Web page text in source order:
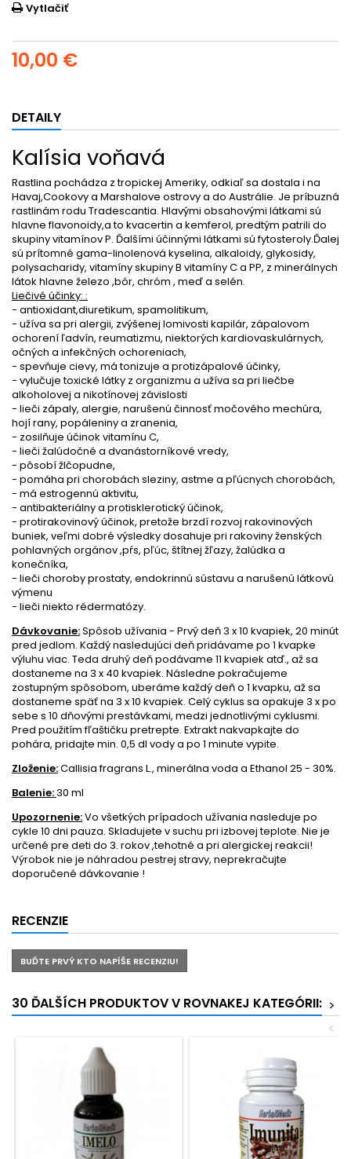
Vytlačiť
10,00 €
DETAILY
Kalísia voňavá
Rastlina pochádza z tropickej Ameriky, odkiaľ sa dostala i na
Havaj,Cookovy a Marshalove ostrovy a do Austrálie. Je príbuzná
rastlinám rodu Tradescantia. Hlavými obsahovými látkami sú
hlavne flavonoidy,a to kvacertin a kemferol, predtým patrili do
skupiny vitamínov P. Ďalšími účinnými látkami sú fytosteroly.Ďalej
sú prítomné gama-linolenová kyselina, alkaloidy, glykosidy,
polysacharidy, vitamíny skupiny B vitamíny C a PP, z minerálnych
látok hlavne železo ,bór, chróm , meď a selén.
Liečivé účinky: :
- antioxidant,diuretikum, spamolitikum,
- užíva sa pri alergii, zvýšenej lomivosti kapilár, zápalovom
ochorení ľadvín, reumatizmu, niektorých kardiovaskulárnych,
očných a infekčných ochoreniach,
- spevňuje cievy, má tonizuje a protizápalové účinky,
- vylučuje toxické látky z organizmu a užíva sa pri liečbe
alkoholovej a nikotínovej závislosti
- lieči zápaly, alergie, narušenú činnosť močového mechúra,
hojí rany, popáleniny a zranenia,
- zosilňuje účinok vitamínu C,
- lieči žalúdočné a dvanástorníkové vredy,
- pôsobí žlčopudne,
- pomáha pri chorobách sleziny, astme a pľúcnych chorobách,
- má estrogennú aktivitu,
- antibakteriálny a protisklerotický účinok,
- protirakovinový účinok, pretože brzdí rozvoj rakovinových
buniek, veľmi dobré výsledky dosahuje pri rakoviny ženských
pohlavných orgánov ,pŕs, pľúc, štítnej žľazy, žalúdka a
konečníka,
- lieči choroby prostaty, endokrinnú sústavu a narušenú látkovú
výmenu
- lieči niekto rédermatózy.
Dávkovanie:Spôsob užívania - Prvý deň 3 x 10 kvapiek, 20 minút
pred jedlom. Každý nasledujúci deň pridávame po 1 kvapke
výluhu viac. Teda druhý deň podávame 11 kvapiek atď., až sa
dostaneme na 3 x 40 kvapiek. Následne pokračujeme
zostupným spôsobom, uberáme každý deň o 1 kvapku, až sa
dostaneme späť na 3 x 10 kvapiek. Celý cyklus sa opakuje 3 x po
sebe s 10 dňovými prestávkami, medzi jednotlivými cyklusmi.
Pred použitím fľaštičku pretrepte. Extrakt nakvapkajte do
pohára, pridajte min. 0,5 dl vody a po 1 minute vypite.
Zloženie:Callisia fragrans L., minerálna voda a Ethanol 25 - 30%.
Balenie:30 ml
Upozornenie:Vo všetkých prípadoch užívania nasleduje po
cykle 10 dni pauza. Skladujete v suchu pri izbovej teplote. Nie je
určené pre deti do 3. rokov ,tehotné a pri alergickej reakcii!
Výrobok nie je náhradou pestrej stravy, neprekračujte
doporučené dávkovanie !
RECENZIE
BUĎTE PRVÝ KTO NAPÍŠE RECENZIU!
30 ĎALŠÍCH PRODUKTOV V ROVNAKEJ KATEGÓRII: >
<